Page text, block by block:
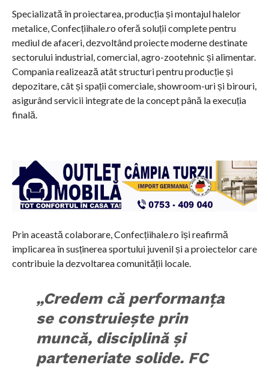
Specializată în proiectarea, producția și montajul halelor
metalice, Confecțiihale.ro oferă soluții complete pentru
mediul de afaceri, dezvoltând proiecte moderne destinate
sectorului industrial, comercial, agro-zootehnic și alimentar.
Compania realizează atât structuri pentru producție și
depozitare, cât și spații comerciale, showroom-uri și birouri,
asigurând servicii integrate de la concept până la execuția
finală.
Prin această colaborare, Confecțiihale.ro își reafirmă
implicarea în susținerea sportului juvenil și a proiectelor care
contribuie la dezvoltarea comunității locale.
„Credem că performanța
se construiește prin
muncă, disciplină și
parteneriate solide. FC